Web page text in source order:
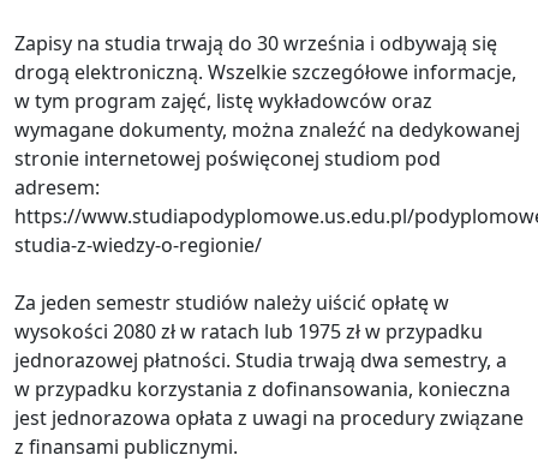
Zapisy na studia trwają do 30 września i odbywają się
drogą elektroniczną. Wszelkie szczegółowe informacje,
w tym program zajęć, listę wykładowców oraz
wymagane dokumenty, można znaleźć na dedykowanej
stronie internetowej poświęconej studiom pod
adresem:
https://www.studiapodyplomowe.us.edu.pl/
studia-z-wiedzy-o-regionie/
Za jeden semestr studiów należy uiścić opłatę w
wysokości 2080 zł w ratach lub 1975 zł w przypadku
jednorazowej płatności. Studia trwają dwa semestry, a
w przypadku korzystania z dofinansowania, konieczna
jest jednorazowa opłata z uwagi na procedury związane
z finansami publicznymi.